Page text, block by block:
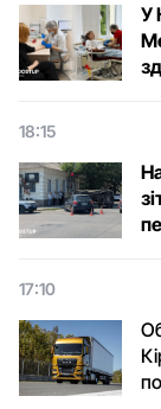
У
18:15
17:10